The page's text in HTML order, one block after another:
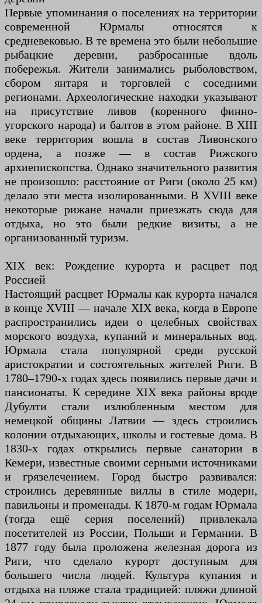
Первые упоминания о поселениях на территории
современной Юрмалы относятся к
средневековью. В те времена это были небольшие
рыбацкие деревни, разбросанные вдоль
побережья. Жители занимались рыболовством,
сбором янтаря и торговлей с соседними
регионами. Археологические находки указывают
на присутствие ливов (коренного финно-
угорского народа) и балтов в этом районе. В XIII
веке территория вошла в состав Ливонского
ордена, а позже — в состав Рижского
архиепископства. Однако значительного развития
не произошло: расстояние от Риги (около 25 км)
делало эти места изолированными. В XVIII веке
некоторые рижане начали приезжать сюда для
отдыха, но это были редкие визиты, а не
организованный туризм.
XIX век: Рождение курорта и расцвет под
Россией
Настоящий расцвет Юрмалы как курорта начался
в конце XVIII — начале XIX века, когда в Европе
распространились идеи о целебных свойствах
морского воздуха, купаний и минеральных вод.
Юрмала стала популярной среди русской
аристократии и состоятельных жителей Риги. В
1780–1790-х годах здесь появились первые дачи и
пансионаты. К середине XIX века районы вроде
Дубулти стали излюбленным местом для
немецкой общины Латвии — здесь строились
колонии отдыхающих, школы и гостевые дома. В
1830-х годах открылись первые санатории в
Кемери, известные своими серными источниками
и грязелечением. Город быстро развивался:
строились деревянные виллы в стиле модерн,
павильоны и променады. К 1870-м годам Юрмала
(тогда ещё серия поселений) привлекала
посетителей из России, Польши и Германии. В
1877 году была проложена железная дорога из
Риги, что сделало курорт доступным для
большего числа людей. Культура купания и
отдыха на пляже стала традицией: пляжи длиной